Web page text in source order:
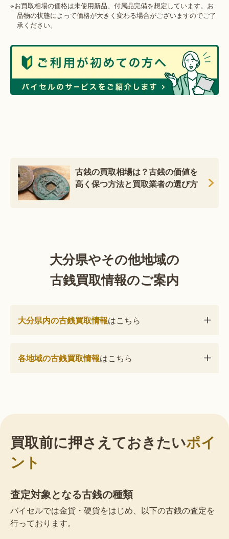
※お買取相場の価格は未使用新品、付属品完備を想定しています。お
品物の状態によって価格が大きく変わる場合がございますのでご了
承ください。
古銭の買取相場は？古銭の価値を
高く保つ方法と買取業者の選び方
大分県やその他地域の
古銭買取情報のご案内
大分県内の古銭買取情報はこちら
各地域の古銭買取情報はこちら
買取前に押さえておきたいポイ
ント
査定対象となる古銭の種類
バイセルでは金貨・硬貨をはじめ、以下の古銭の査定を
行っております。